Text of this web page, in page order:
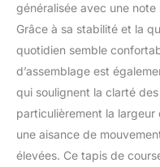
généralisée avec une
Grâce à sa stabilité et la
quotidien semble
d’assemblage est
qui soulignent la clarté
particulièrement la
une aisance de
élevées. Ce tapis de